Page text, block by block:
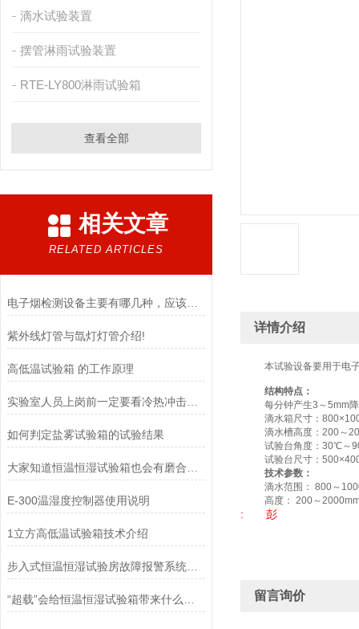
滴水试验装置
摆管淋雨试验装置
RTE-LY800淋雨试验箱
查看全部
相关文章
RELATED ARTICLES
电子烟检测设备主要有哪几种，应该怎么选择
紫外线灯管与氙灯灯管介绍!
高低温试验箱 的工作原理
实验室人员上岗前一定要看冷热冲击试验箱作业指导书
如何判定盐雾试验箱的试验结果
E-300温湿度控制器使用说明
1立方高低温试验箱技术介绍
步入式恒温恒湿试验房故障报警系统详解
详情介绍
本试验设备要用于电
结构特点：
每分钟产生3～
滴水箱尺寸：
滴水槽高度：200
试验台角度：30℃
试验台尺寸：
技术参数：
滴水范围： 800～
高度： 200～
: 彭
留言询价